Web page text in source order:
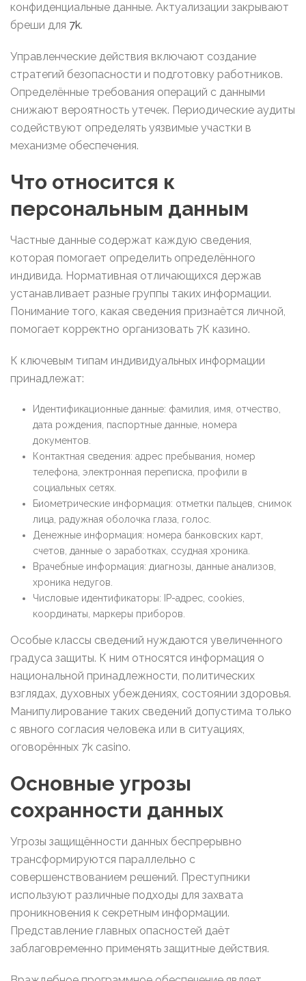
конфиденциальные данные. Актуализации закрывают
бреши для 7k.
Управленческие действия включают создание
стратегий безопасности и подготовку работников.
Определённые требования операций с данными
снижают вероятность утечек. Периодические аудиты
содействуют определять уязвимые участки в
механизме обеспечения.
Что относится к
персональным данным
Частные данные содержат каждую сведения,
которая помогает определить определённого
индивида. Нормативная отличающихся держав
устанавливает разные группы таких информации.
Понимание того, какая сведения признаётся личной,
помогает корректно организовать 7К казино.
К ключевым типам индивидуальных информации
принадлежат:
Идентификационные данные: фамилия, имя, отчество,
дата рождения, паспортные данные, номера
документов.
Контактная сведения: адрес пребывания, номер
телефона, электронная переписка, профили в
социальных сетях.
Биометрические информация: отметки пальцев, снимок
лица, радужная оболочка глаза, голос.
Денежные информация: номера банковских карт,
счетов, данные о заработках, ссудная хроника.
Врачебные информация: диагнозы, данные анализов,
хроника недугов.
Числовые идентификаторы: IP-адрес, cookies,
координаты, маркеры приборов.
Особые классы сведений нуждаются увеличенного
градуса защиты. К ним относятся информация о
национальной принадлежности, политических
взглядах, духовных убеждениях, состоянии здоровья.
Манипулирование таких сведений допустима только
с явного согласия человека или в ситуациях,
оговорённых 7k casino.
Основные угрозы
сохранности данных
Угрозы защищённости данных беспрерывно
трансформируются параллельно с
совершенствованием решений. Преступники
используют различные подходы для захвата
проникновения к секретным информации.
Представление главных опасностей даёт
заблаговременно применять защитные действия.